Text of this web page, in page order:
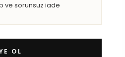
ve sorunsuz iade
OL